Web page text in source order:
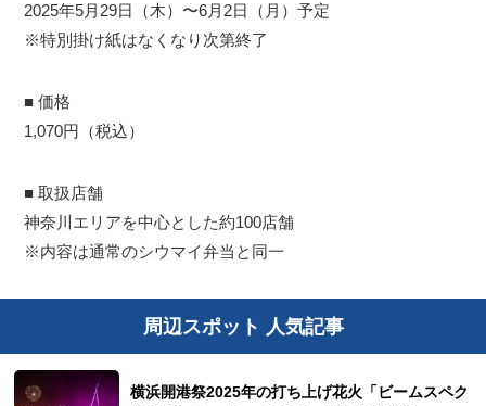
2025年5月29日（木）〜6月2日（月）予定
※特別掛け紙はなくなり次第終了
■ 価格
1,070円（税込）
■ 取扱店舗
神奈川エリアを中心とした約100店舗
※内容は通常のシウマイ弁当と同一
周辺スポット 人気記事
横浜開港祭2025年の打ち上げ花火「ビームスペク